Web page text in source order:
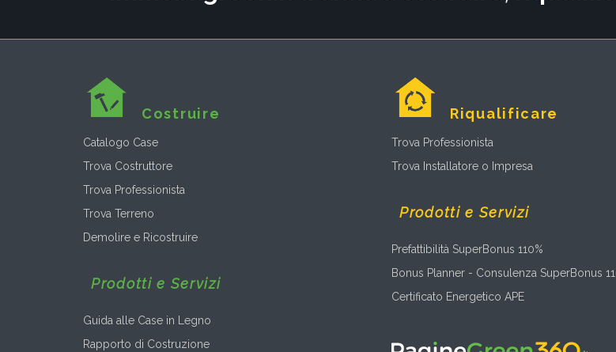
Costruire
Catalogo Case
Trova Costruttore
Trova Professionista
Trova Terreno
Demolire e Ricostruire
Prodotti e Servizi
Guida alle Case in Legno
Rapporto di Costruzione
Riqualificare
Trova Professionista
Trova Installatore o Impresa
Prodotti e Servizi
Prefattibilità SuperBonus 110%
Bonus Planner - Consulenza SuperBonus
Certificato Energetico APE